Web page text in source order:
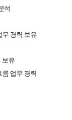
석
무 경력 보유
보유
업무 경력